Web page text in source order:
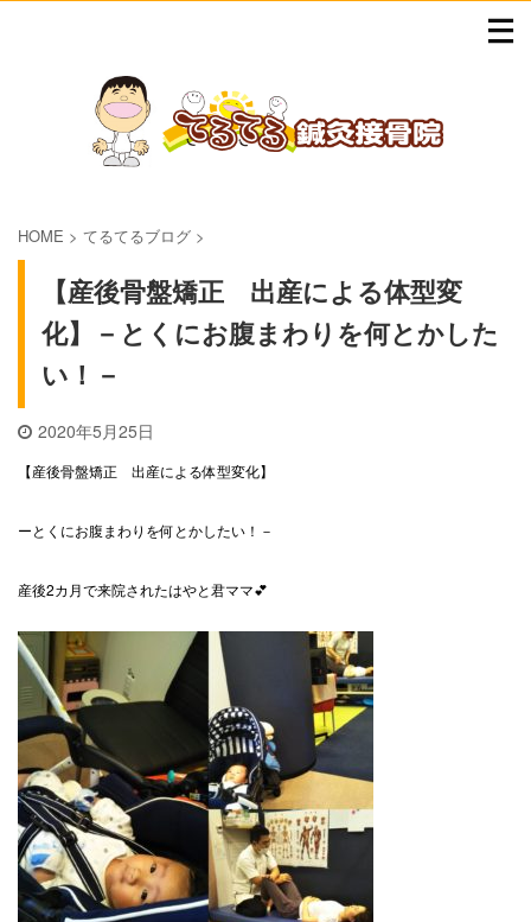
HOME > てるてるブログ >
【産後骨盤矯正 出産による体型変
化】－とくにお腹まわりを何とかした
い！－
2020年5月25日
【産後骨盤矯正 出産による体型変化】
ーとくにお腹まわりを何とかしたい！－
産後2カ月で来院されたはやと君ママ💕